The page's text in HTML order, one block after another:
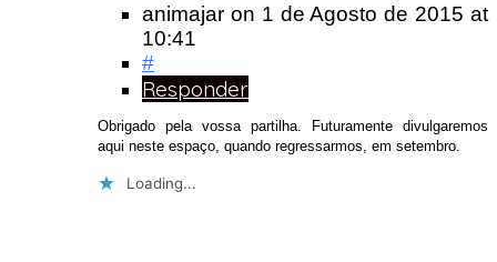
animajar on 1 de Agosto de 2015at
10:41
#
Responder
Obrigado pela vossa partilha. Futuramente divulgaremos
aqui neste espaço, quando regressarmos, em setembro.
Loading...